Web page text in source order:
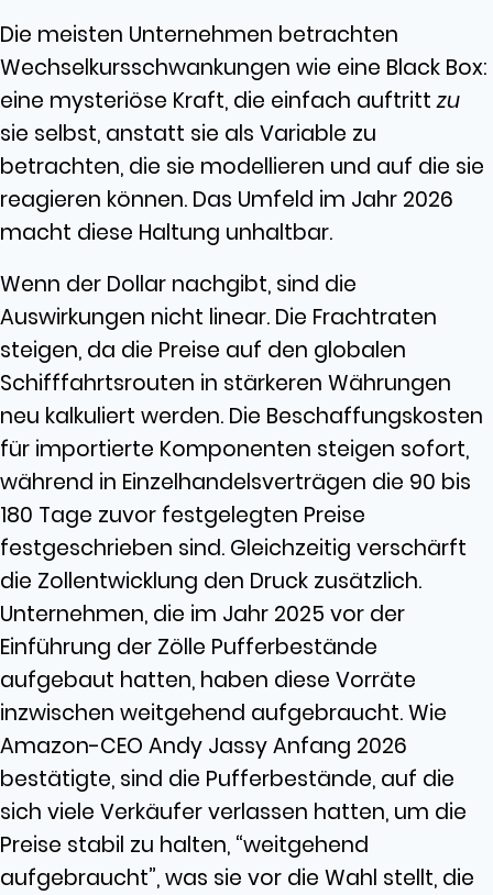
Die meisten Unternehmen betrachten
Wechselkursschwankungen wie eine Black Box:
eine mysteriöse Kraft, die einfach auftrittzu
sie selbst, anstatt sie als Variable zu
betrachten, die sie modellieren und auf die sie
reagieren können. Das Umfeld im Jahr 2026
macht diese Haltung unhaltbar.
Wenn der Dollar nachgibt, sind die
Auswirkungen nicht linear. Die Frachtraten
steigen, da die Preise auf den globalen
Schifffahrtsrouten in stärkeren Währungen
neu kalkuliert werden. Die Beschaffungskosten
für importierte Komponenten steigen sofort,
während in Einzelhandelsverträgen die 90 bis
180 Tage zuvor festgelegten Preise
festgeschrieben sind. Gleichzeitig verschärft
die Zollentwicklung den Druck zusätzlich.
Unternehmen, die im Jahr 2025 vor der
Einführung der Zölle Pufferbestände
aufgebaut hatten, haben diese Vorräte
inzwischen weitgehend aufgebraucht. Wie
Amazon-CEO Andy Jassy Anfang 2026
bestätigte, sind die Pufferbestände, auf die
sich viele Verkäufer verlassen hatten, um die
Preise stabil zu halten, “weitgehend
aufgebraucht”, was sie vor die Wahl stellt, die